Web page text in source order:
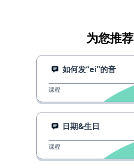
为您推荐
如何发“ei”的音
课程
日期&生日
课程